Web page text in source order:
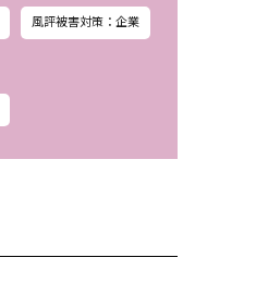
風評被害対策：企業